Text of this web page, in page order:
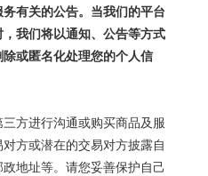
有关的公告。当我们的平台
我们将以通知、公告等方式
或匿名化处理您的个人信
方进行沟通或购买商品及服
方或潜在的交易对方披露自
地址等。请您妥善保护自己